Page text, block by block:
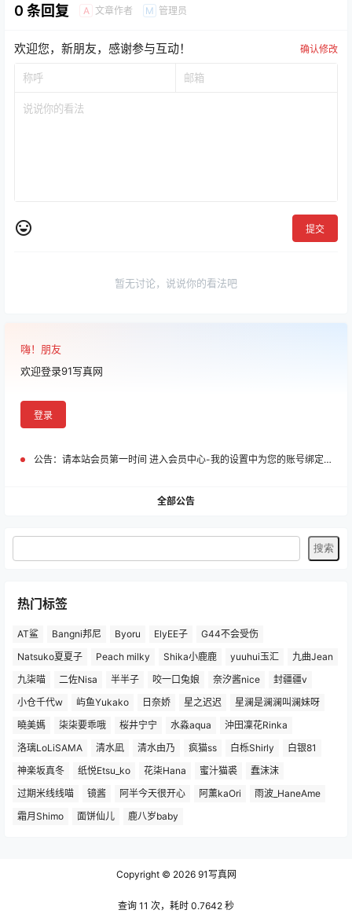
0 条回复 A 文章作者 M 管理员
欢迎您，新朋友，感谢参与互动！ 确认修改
提交
暂无讨论，说说你的看法吧
嗨！朋友
欢迎登录91写真网
登录
公告： 请本站会员第一时间 进入会员中心-我的设置中为您的账号绑定邮箱!
全部公告
热门标签
AT鲨 Bangni邦尼 Byoru ElyEE子
G44不会受伤
Natsuko夏夏子
Peach milky Shika小鹿鹿 yuuhui玉汇
九曲Jean
九柒喵
二佐Nisa 半半子 咬一口兔娘 奈汐酱nice
封疆疆v
小仓千代w
屿鱼Yukako 日奈娇 星之迟迟
星澜是澜澜叫澜妹呀
曉美媽
柒柒要乖哦 桜井宁宁 水淼aqua
沖田凜花Rinka
洛璃LoLiSAMA
清水凪 清水由乃 疯猫ss 白栎Shirly
白银81
神楽坂真冬
纸悦Etsu_ko 花柒Hana 蜜汁猫裘
蠢沫沫
过期米线线喵
镜酱 阿半今天很开心 阿薰kaOri
雨波_HaneAme
霜月Shimo
面饼仙儿 鹿八岁baby
Copyright © 202691写真网
查询 11 次，耗时 0.7642 秒